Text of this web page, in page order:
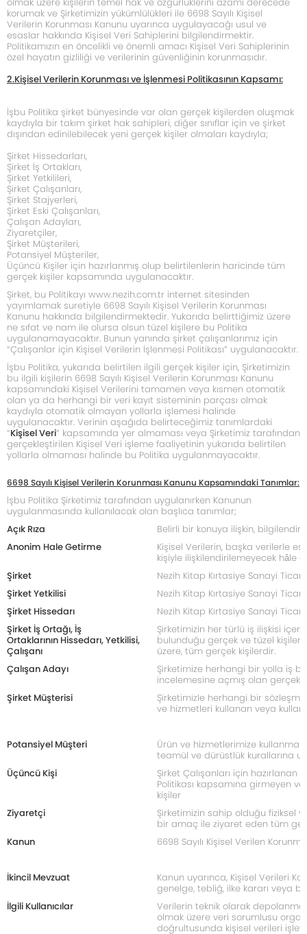
korumak ve Şirketimizin yükümlülükleri ile 6698 Sayılı Kişisel
Verilerin Korunması Kanunu uyarınca uygulayacağı usul ve
esaslar hakkında Kişisel Veri Sahiplerini bilgilendirmektir.
Politikamızın en öncelikli ve önemli amacı Kişisel Veri Sahiplerinin
özel hayatın gizliliği ve verilerinin güvenliğinin korunmasıdır.
2.Kişisel Verilerin Korunması ve İşlenmesi Politikasının Kapsamı:
İşbu Politika şirket bünyesinde var olan gerçek kişilerden oluşmak
kaydıyla bir takım şirket hak sahipleri, diğer sınıflar için ve şirket
dışından edinilebilecek yeni gerçek kişiler olmaları kaydıyla;
Şirket Hissedarları,
Şirket İş Ortakları,
Şirket Yetkilileri,
Şirket Çalışanları,
Şirket Stajyerleri,
Şirket Eski Çalışanları,
Çalışan Adayları,
Ziyaretçiler,
Şirket Müşterileri,
Potansiyel Müşteriler,
Üçüncü Kişiler için hazırlanmış olup belirtilenlerin haricinde tüm
gerçek kişiler kapsamında uygulanacaktır.
Şirket, bu Politikayı www.nezih.com.tr internet sitesinden
yayımlamak suretiyle 6698 Sayılı Kişisel Verilerin Korunması
Kanunu hakkında bilgilendirmektedir. Yukarıda belirttiğimiz üzere
ne sıfat ve nam ile olursa olsun tüzel kişilere bu Politika
uygulanamayacaktır. Bunun yanında şirket çalışanlarımız için
“Çalışanlar için Kişisel Verilerin İşlenmesi Politikası” uygulanacaktır.
İşbu Politika, yukarıda belirtilen ilgili gerçek kişiler için, Şirketimizin
bu ilgili kişilerin 6698 Sayılı Kişisel Verilerin Korunması Kanunu
kapsamındaki Kişisel Verilerini tamamen veya kısmen otomatik
olan ya da herhangi bir veri kayıt sisteminin parçası olmak
kaydıyla otomatik olmayan yollarla işlemesi halinde
uygulanacaktır. Verinin aşağıda belirteceğimiz tanımlardaki
“Kişisel Veri” kapsamında yer almaması veya Şirketimiz tarafından
gerçekleştirilen Kişisel Veri işleme faaliyetinin yukarıda belirtilen
yollarla olmaması halinde bu Politika uygulanmayacaktır.
6698 Sayılı Kişisel Verilerin Korunması Kanunu Kapsamındaki Tanımlar:
İşbu Politika Şirketimiz tarafından uygulanırken Kanunun
uygulanmasında kullanılacak olan başlıca tanımlar;
Açık Rıza
Belirli bir konuya ilişkin,
Anonim Hale Getirme
Kişisel Verilerin, başka verilerle
kişiyle ilişkilendirilemeyecek hâle
Şirket
Nezih Kitap Kırtasiye Sanayi
Şirket Yetkilisi
Nezih Kitap Kırtasiye Sanayi
Şirket Hissedarı
Nezih Kitap Kırtasiye Sanayi
Şirket İş Ortağı, İş
Ortaklarının Hissedarı, Yetkilisi,
Çalışanı
Şirketimizin her türlü iş ilişkisi
bulunduğu gerçek ve tüzel
üzere, tüm gerçek kişilerdir.
Çalışan Adayı
Şirketimize herhangi bir yolla iş
incelemesine açmış olan gerçek
Şirket Müşterisi
Şirketimizle herhangi bir
ve hizmetleri kullanan veya
Potansiyel Müşteri
Ürün ve hizmetlerimize
teamül ve dürüstlük kurallarına
Üçüncü Kişi
Şirket Çalışanları için hazırlanan
Politikası kapsamına girmeyen
kişiler
Ziyaretçi
Şirketimizin sahip olduğu fiziksel
bir amaç ile ziyaret eden tüm
Kanun
6698 Sayılı Kişisel Verilen
İkincil Mevzuat
Kanun uyarınca, Kişisel Verileri
genelge, tebliğ, ilke kararı veya
İlgili Kullanıcılar
Verilerin teknik olarak
olmak üzere veri sorumlusu
doğrultusunda kişisel verileri